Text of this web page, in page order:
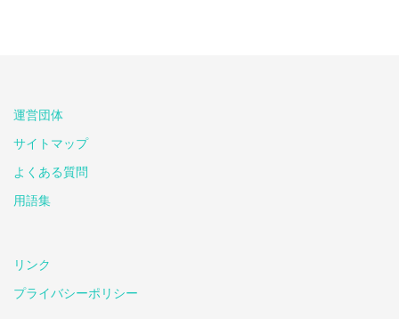
運営団体
サイトマップ
よくある質問
用語集
リンク
プライバシーポリシー